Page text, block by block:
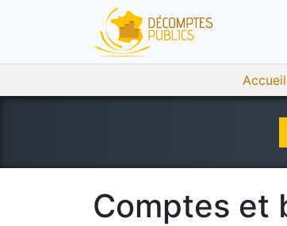
Accueil
Comptes et